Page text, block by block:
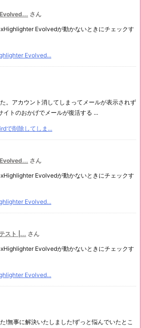
さん
Evolvedが動かないときにチェックす
Evolved...
。アカウント消してしまってメールが表示されず
イトのおかげでメールが復活する ...
で削除してしま...
さん
Evolvedが動かないときにチェックす
Evolved...
スト |... さん
Evolvedが動かないときにチェックす
Evolved...
!無事に解決いたしました!ずっと悩んでいたとこ